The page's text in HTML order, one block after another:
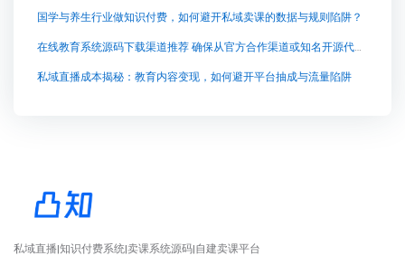
国学与养生行业做知识付费，如何避开私域卖课的数据与规则陷阱？
在线教育系统源码下载渠道推荐 确保从官方合作渠道或知名开源代码托管平台如GitHub/Gitee获取，
私域直播成本揭秘：教育内容变现，如何避开平台抽成与流量陷阱
私域直播|知识付费系统|卖课系统源码|自建卖课平台